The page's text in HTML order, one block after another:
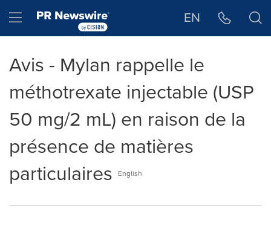
Hamburger menu EN
Avis - Mylan rappelle le
méthotrexate injectable (USP
50 mg/2 mL) en raison de la
présence de matières
particulaires
English